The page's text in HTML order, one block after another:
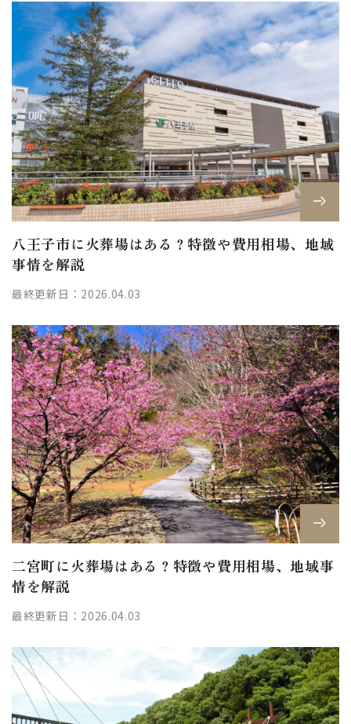
八王子市に火葬場はある？特徴や費用相場、地域
事情を解説
最終更新日：2026.04.03
二宮町に火葬場はある？特徴や費用相場、地域事
情を解説
最終更新日：2026.04.03